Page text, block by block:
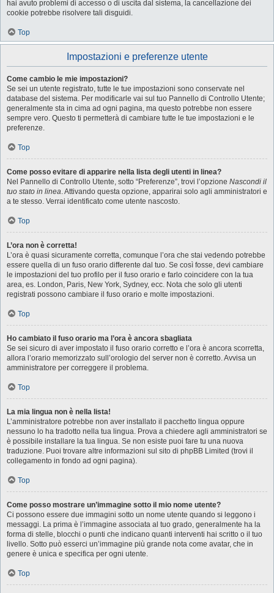
hai avuto problemi di accesso o di uscita dal sistema, la cancellazione dei
cookie potrebbe risolvere tali disguidi.
Top
Impostazioni e preferenze utente
Come cambio le mie impostazioni?
Se sei un utente registrato, tutte le tue impostazioni sono conservate nel
database del sistema. Per modificarle vai sul tuo Pannello di Controllo Utente;
generalmente sta in cima ad ogni pagina, ma questo potrebbe non essere
sempre vero. Questo ti permetterà di cambiare tutte le tue impostazioni e le
preferenze.
Top
Come posso evitare di apparire nella lista degli utenti in linea?
Nel Pannello di Controllo Utente, sotto “Preferenze”, trovi l’opzione Nascondi il
tuo stato in linea. Attivando questa opzione, apparirai solo agli amministratori e
a te stesso. Verrai identificato come utente nascosto.
Top
L’ora non è corretta!
L’ora è quasi sicuramente corretta, comunque l’ora che stai vedendo potrebbe
essere quella di un fuso orario differente dal tuo. Se così fosse, devi cambiare
le impostazioni del tuo profilo per il fuso orario e farlo coincidere con la tua
area, es. London, Paris, New York, Sydney, ecc. Nota che solo gli utenti
registrati possono cambiare il fuso orario e molte impostazioni.
Top
Ho cambiato il fuso orario ma l’ora è ancora sbagliata
Se sei sicuro di aver impostato il fuso orario corretto e l’ora è ancora scorretta,
allora l’orario memorizzato sull’orologio del server non è corretto. Avvisa un
amministratore per correggere il problema.
Top
La mia lingua non è nella lista!
L’amministratore potrebbe non aver installato il pacchetto lingua oppure
nessuno lo ha tradotto nella tua lingua. Prova a chiedere agli amministratori se
è possibile installare la tua lingua. Se non esiste puoi fare tu una nuova
traduzione. Puoi trovare altre informazioni sul sito di phpBB Limited (trovi il
collegamento in fondo ad ogni pagina).
Top
Come posso mostrare un’immagine sotto il mio nome utente?
Ci possono essere due immagini sotto un nome utente quando si leggono i
messaggi. La prima è l’immagine associata al tuo grado, generalmente ha la
forma di stelle, blocchi o punti che indicano quanti interventi hai scritto o il tuo
livello. Sotto può esserci un’immagine più grande nota come avatar, che in
genere è unica e specifica per ogni utente.
Top